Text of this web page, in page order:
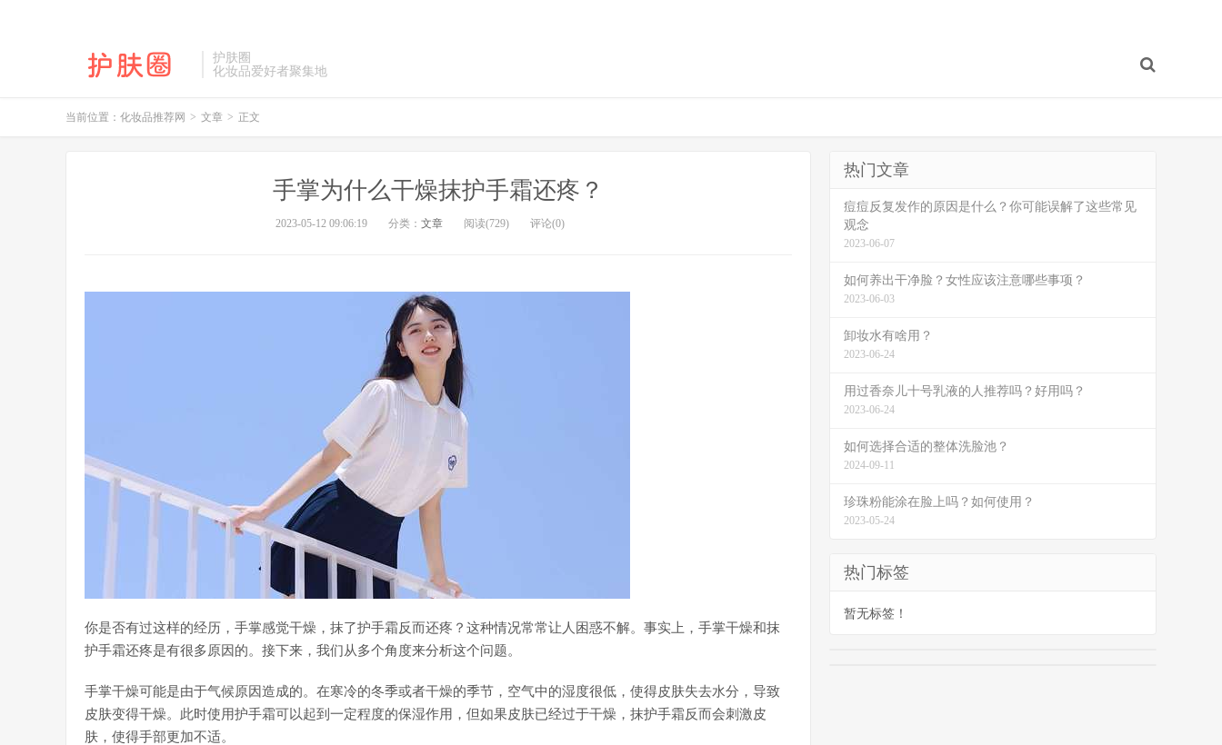
护肤圈
化妆品爱好者聚集地
当前位置： 化妆品推荐网 > 文章 > 正文
手掌为什么干燥抹护手霜还疼？
2023-05-12 09:06:19 分类： 文章 阅读(729) 评论(0)
你是否有过这样的经历，手掌感觉干燥，抹了护手霜反而还疼？这种情况常常让人困惑不解。事实上，手掌干燥和抹
护手霜还疼是有很多原因的。接下来，我们从多个角度来分析这个问题。
手掌干燥可能是由于气候原因造成的。在寒冷的冬季或者干燥的季节，空气中的湿度很低，使得皮肤失去水分，导致
皮肤变得干燥。此时使用护手霜可以起到一定程度的保湿作用，但如果皮肤已经过于干燥，抹护手霜反而会刺激皮
肤，使得手部更加不适。
热门文章
痘痘反复发作的原因是什么？你可能误解了这些常见
观念
2023-06-07
如何养出干净脸？女性应该注意哪些事项？
2023-06-03
卸妆水有啥用？
2023-06-24
用过香奈儿十号乳液的人推荐吗？好用吗？
2023-06-24
如何选择合适的整体洗脸池？
2024-09-11
珍珠粉能涂在脸上吗？如何使用？
2023-05-24
热门标签
暂无标签！